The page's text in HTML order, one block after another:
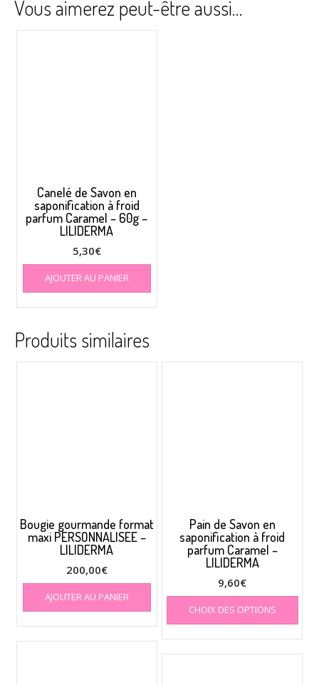
Vous aimerez peut-être aussi…
Canelé de Savon en
saponification à froid
parfum Caramel – 60g –
LILIDERMA
5,30€
AJOUTER AU PANIER
Produits similaires
Bougie gourmande format
maxi PERSONNALISEE –
LILIDERMA
200,00€
AJOUTER AU PANIER
Pain de Savon en
saponification à froid
parfum Caramel –
LILIDERMA
9,60€
CHOIX DES OPTIONS
Ce
a